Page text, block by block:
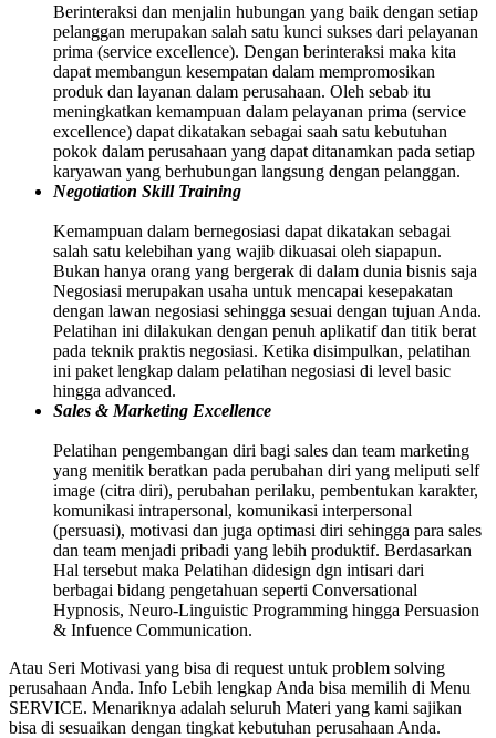
Berinteraksi dan menjalin hubungan yang baik dengan setiap
pelanggan merupakan salah satu kunci sukses dari pelayanan
prima (service excellence). Dengan berinteraksi maka kita
dapat membangun kesempatan dalam mempromosikan
produk dan layanan dalam perusahaan. Oleh sebab itu
meningkatkan kemampuan dalam pelayanan prima (service
excellence) dapat dikatakan sebagai saah satu kebutuhan
pokok dalam perusahaan yang dapat ditanamkan pada setiap
karyawan yang berhubungan langsung dengan pelanggan.
Negotiation Skill Training
Kemampuan dalam bernegosiasi dapat dikatakan sebagai
salah satu kelebihan yang wajib dikuasai oleh siapapun.
Bukan hanya orang yang bergerak di dalam dunia bisnis saja
Negosiasi merupakan usaha untuk mencapai kesepakatan
dengan lawan negosiasi sehingga sesuai dengan tujuan Anda.
Pelatihan ini dilakukan dengan penuh aplikatif dan titik berat
pada teknik praktis negosiasi. Ketika disimpulkan, pelatihan
ini paket lengkap dalam pelatihan negosiasi di level basic
hingga advanced.
Sales & Marketing Excellence
Pelatihan pengembangan diri bagi sales dan team marketing
yang menitik beratkan pada perubahan diri yang meliputi self
image (citra diri), perubahan perilaku, pembentukan karakter,
komunikasi intrapersonal, komunikasi interpersonal
(persuasi), motivasi dan juga optimasi diri sehingga para sales
dan team menjadi pribadi yang lebih produktif. Berdasarkan
Hal tersebut maka Pelatihan didesign dgn intisari dari
berbagai bidang pengetahuan seperti Conversational
Hypnosis, Neuro-Linguistic Programming hingga Persuasion
& Infuence Communication.
Atau Seri Motivasi yang bisa di request untuk problem solving
perusahaan Anda. Info Lebih lengkap Anda bisa memilih di Menu
SERVICE. Menariknya adalah seluruh Materi yang kami sajikan
bisa di sesuaikan dengan tingkat kebutuhan perusahaan Anda.